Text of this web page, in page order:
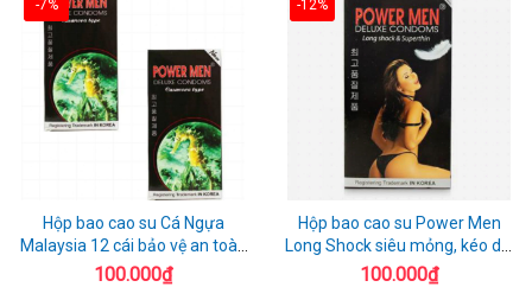
-7%
Hộp bao cao su Cá Ngựa
Malaysia 12 cái bảo vệ an toàn
tuyệt đối
100.000₫
-12%
Hộp bao cao su Power Men
Long Shock siêu mỏng, kéo dài
quan hệ thoải mái
100.000₫